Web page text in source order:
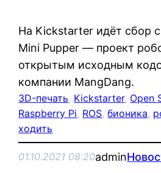
На Kickstarter идёт сбор
Mini Pupper — проект
открытым исходным
компании MangDang.
3D-печать, Kickstarter, Open
Raspberry Pi, ROS, бионика,
ходить
01.10.2021 08:20admin